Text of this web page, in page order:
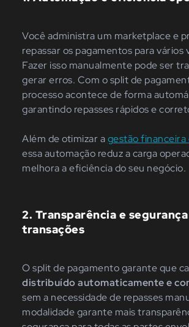
Você administra um marketplace e
repassar os pagamentos para vários
Fazer isso manualmente pode ser
gerar erros. Com o split de
processo acontece de forma
garantindo repasses rápidos e
Além de otimizar agestão financeira
essa automação reduz a carga
melhora a eficiência do seu negócio.
2. Transparência e
transações
O split de pagamento garante que
distribuído automaticamente e
sem a necessidade de repasses
modalidade garante mais